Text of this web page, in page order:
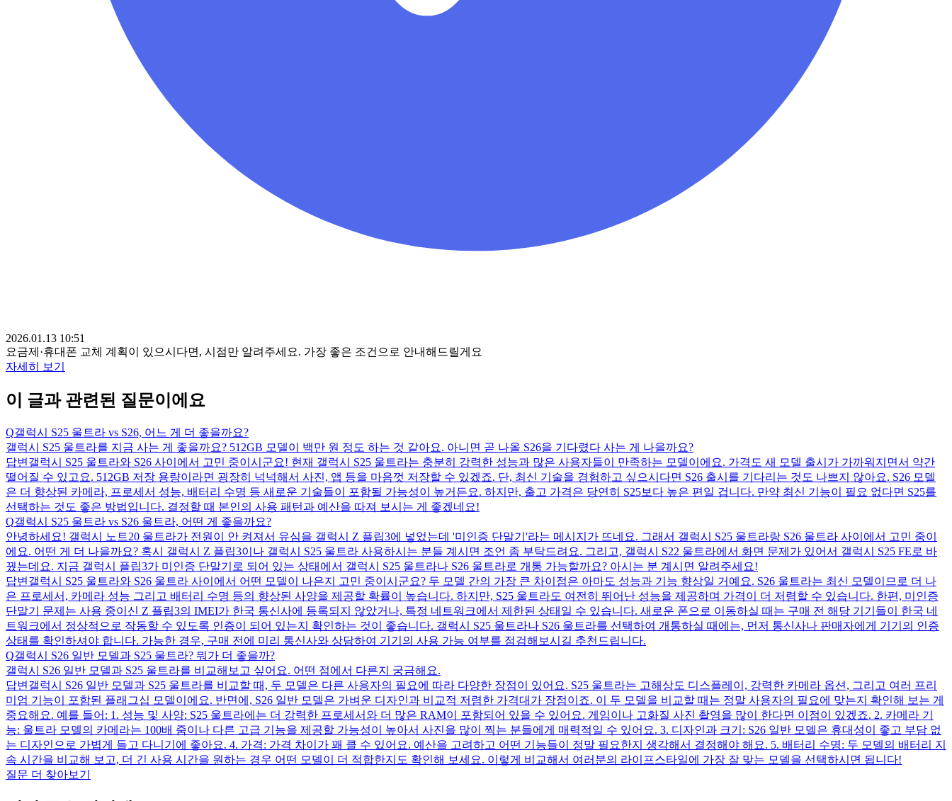
2026.01.13 10:51
요금제·휴대폰 교체 계획이 있으시다면, 시점만 알려주세요. 가장 좋은 조건으로 안내해드릴게요
자세히 보기
이 글과 관련된 질문이에요
Q갤럭시 S25 울트라 vs S26, 어느 게 더 좋을까요?
갤럭시 S25 울트라를 지금 사는 게 좋을까요? 512GB 모델이 백만 원 정도 하는 것 같아요. 아니면 곧 나올 S26을 기다렸다 사는 게 나을까요?
답변 갤럭시 S25 울트라와 S26 사이에서 고민 중이시군요! 현재 갤럭시 S25 울트라는 충분히 강력한 성능과 많은 사용자들이 만족하는 모델이에요. 가격도 새 모델 출시가 가까워지면서 약간
떨어질 수 있고요. 512GB 저장 용량이라면 굉장히 넉넉해서 사진, 앱 등을 마음껏 저장할 수 있겠죠. 단, 최신 기술을 경험하고 싶으시다면 S26 출시를 기다리는 것도 나쁘지 않아요. S26 모델
은 더 향상된 카메라, 프로세서 성능, 배터리 수명 등 새로운 기술들이 포함될 가능성이 높거든요. 하지만, 출고 가격은 당연히 S25보다 높은 편일 겁니다. 만약 최신 기능이 필요 없다면 S25를
선택하는 것도 좋은 방법입니다. 결정할 때 본인의 사용 패턴과 예산을 따져 보시는 게 좋겠네요!
Q갤럭시 S25 울트라 vs S26 울트라, 어떤 게 좋을까요?
안녕하세요! 갤럭시 노트20 울트라가 전원이 안 켜져서 유심을 갤럭시 Z 플립3에 넣었는데 '미인증 단말기'라는 메시지가 뜨네요. 그래서 갤럭시 S25 울트라랑 S26 울트라 사이에서 고민 중이
에요. 어떤 게 더 나을까요? 혹시 갤럭시 Z 플립3이나 갤럭시 S25 울트라 사용하시는 분들 계시면 조언 좀 부탁드려요. 그리고, 갤럭시 S22 울트라에서 화면 문제가 있어서 갤럭시 S25 FE로 바
꿨는데요. 지금 갤럭시 플립3가 미인증 단말기로 되어 있는 상태에서 갤럭시 S25 울트라나 S26 울트라로 개통 가능할까요? 아시는 분 계시면 알려주세요!
답변 갤럭시 S25 울트라와 S26 울트라 사이에서 어떤 모델이 나은지 고민 중이시군요? 두 모델 간의 가장 큰 차이점은 아마도 성능과 기능 향상일 거예요. S26 울트라는 최신 모델이므로 더 나
은 프로세서, 카메라 성능 그리고 배터리 수명 등의 향상된 사양을 제공할 확률이 높습니다. 하지만, S25 울트라도 여전히 뛰어난 성능을 제공하며 가격이 더 저렴할 수 있습니다. 한편, 미인증
단말기 문제는 사용 중이신 Z 플립3의 IMEI가 한국 통신사에 등록되지 않았거나, 특정 네트워크에서 제한된 상태일 수 있습니다. 새로운 폰으로 이동하실 때는 구매 전 해당 기기들이 한국 네
트워크에서 정상적으로 작동할 수 있도록 인증이 되어 있는지 확인하는 것이 좋습니다. 갤럭시 S25 울트라나 S26 울트라를 선택하여 개통하실 때에는, 먼저 통신사나 판매자에게 기기의 인증
상태를 확인하셔야 합니다. 가능한 경우, 구매 전에 미리 통신사와 상담하여 기기의 사용 가능 여부를 점검해보시길 추천드립니다.
Q갤럭시 S26 일반 모델과 S25 울트라? 뭐가 더 좋을까?
갤럭시 S26 일반 모델과 S25 울트라를 비교해보고 싶어요. 어떤 점에서 다른지 궁금해요.
답변 갤럭시 S26 일반 모델과 S25 울트라를 비교할 때, 두 모델은 다른 사용자의 필요에 따라 다양한 장점이 있어요. S25 울트라는 고해상도 디스플레이, 강력한 카메라 옵션, 그리고 여러 프리
미엄 기능이 포함된 플래그십 모델이에요. 반면에, S26 일반 모델은 가벼운 디자인과 비교적 저렴한 가격대가 장점이죠. 이 두 모델을 비교할 때는 정말 사용자의 필요에 맞는지 확인해 보는 게
중요해요. 예를 들어: 1. 성능 및 사양: S25 울트라에는 더 강력한 프로세서와 더 많은 RAM이 포함되어 있을 수 있어요. 게임이나 고화질 사진 촬영을 많이 한다면 이점이 있겠죠. 2. 카메라 기
능: 울트라 모델의 카메라는 100배 줌이나 다른 고급 기능을 제공할 가능성이 높아서 사진을 많이 찍는 분들에게 매력적일 수 있어요. 3. 디자인과 크기: S26 일반 모델은 휴대성이 좋고 부담 없
는 디자인으로 가볍게 들고 다니기에 좋아요. 4. 가격: 가격 차이가 꽤 클 수 있어요. 예산을 고려하고 어떤 기능들이 정말 필요한지 생각해서 결정해야 해요. 5. 배터리 수명: 두 모델의 배터리 지
속 시간을 비교해 보고, 더 긴 사용 시간을 원하는 경우 어떤 모델이 더 적합한지도 확인해 보세요. 이렇게 비교해서 여러분의 라이프스타일에 가장 잘 맞는 모델을 선택하시면 됩니다!
질문 더 찾아보기